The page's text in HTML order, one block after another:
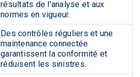
résultats de l’analyse et aux
normes en vigueur.
Des contrôles réguliers et une
maintenance connectée
garantissent la conformité et
réduisent les sinistres.